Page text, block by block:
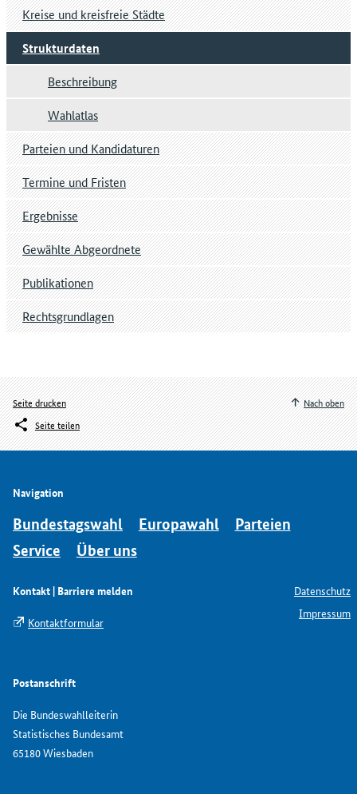
Kreise und kreisfreie Städte
Strukturdaten
Beschreibung
Wahlatlas
Parteien und Kandidaturen
Termine und Fristen
Ergebnisse
Gewählte Abgeordnete
Publikationen
Rechtsgrundlagen
Seite drucken
Seite teilen
Nach oben
Navigation
Bundestagswahl Europawahl
Parteien
Service
Über uns
Kontakt | Barriere melden
Kontaktformular
Postanschrift
Die Bundeswahlleiterin
Statistisches Bundesamt
65180 Wiesbaden
Datenschutz
Impressum